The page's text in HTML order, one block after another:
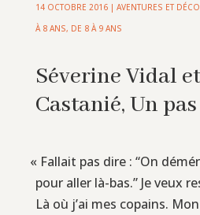
14 OCTOBRE 2016| AVENTURES ET
À 8 ANS, DE 8 À 9 ANS
Séverine Vidal
Castanié, Un
« Fallait pas dire : “On
pour aller là-bas.” Je veux
Là où j’ai mes copains.